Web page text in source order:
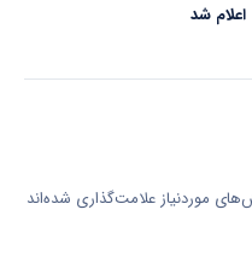
اعلام شد
موردنیاز علامت‌گذاری شده‌اند